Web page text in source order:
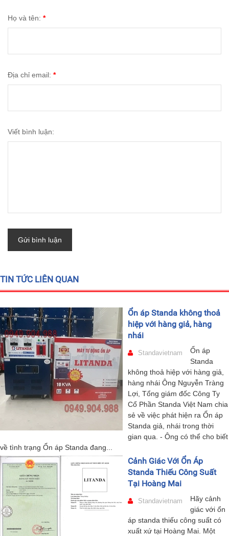
Họ và tên: *
Địa chỉ email: *
Viết bình luận:
Gửi bình luận
TIN TỨC LIÊN QUAN
Ổn áp Standa không thoả
hiệp với hàng giả, hàng
nhái
Standavietnam
Ổn áp
Standa
không thoả hiệp với hàng giả,
hàng nhái Ông Nguyễn Tràng
Lợi, Tổng giám đốc Công Ty
Cổ Phần Standa Việt Nam chia
sẻ về việc phát hiện ra Ổn áp
Standa giả, nhái trong thời
gian qua. - Ông có thể cho biết
về tình trạng Ổn áp Standa đang...
Cảnh Giác Với Ổn Áp
Standa Thiếu Công Suất
Tại Hoàng Mai
Standavietnam
Hãy cảnh
giác với ổn
áp standa thiếu công suất có
xuất xứ tại Hoàng Mai. Một